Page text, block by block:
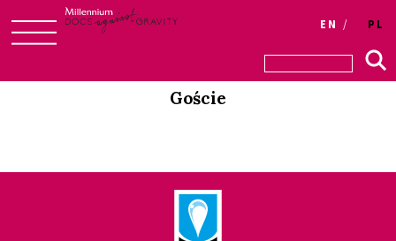
to
Login
EN PL
Goście